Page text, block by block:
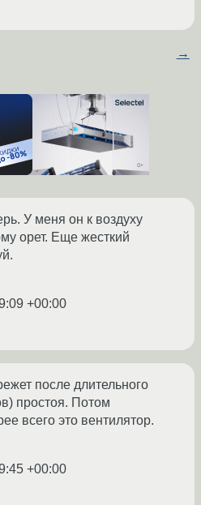
→
У меня он к воздуху
орет. Еще жесткий
+00:00
после длительного
простоя. Потом
всего это вентилятор.
+00:00